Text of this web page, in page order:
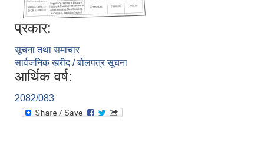
प्रकार:
सूचना तथा समाचार
सार्वजनिक खरीद / बोलपत्र सूचना
आर्थिक वर्ष:
2082/083